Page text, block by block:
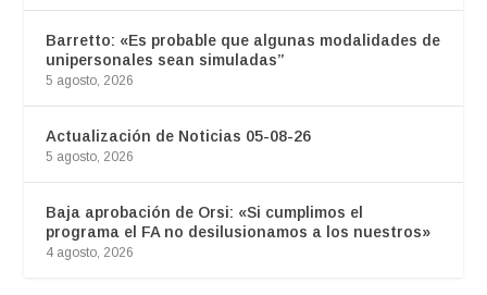
Barretto: «Es probable que algunas modalidades de
unipersonales sean simuladas”
5 agosto, 2026
Actualización de Noticias 05-08-26
5 agosto, 2026
Baja aprobación de Orsi: «Si cumplimos el
programa el FA no desilusionamos a los nuestros»
4 agosto, 2026